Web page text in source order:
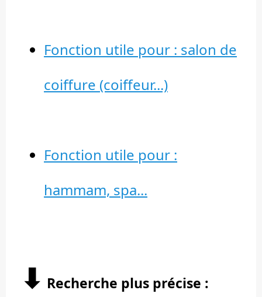
Fonction utile pour : salon de
coiffure (coiffeur...)
Fonction utile pour :
hammam, spa...
⬇︎ Recherche plus précise :